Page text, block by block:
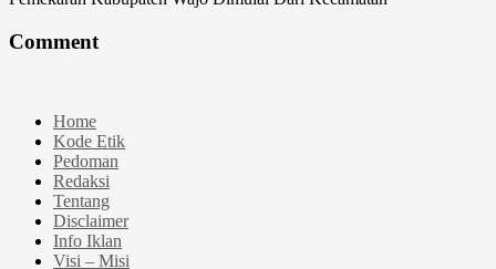
Comment
Home
Kode Etik
Pedoman
Redaksi
Tentang
Disclaimer
Info Iklan
Visi – Misi